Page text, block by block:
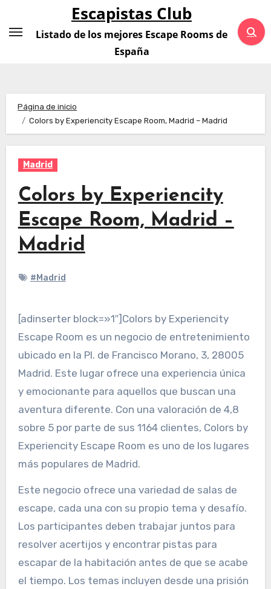
contenido
Escapistas Club
Listado de los mejores Escape Rooms de
España
Página de inicio
Colors by Experiencity Escape Room, Madrid – Madrid
Madrid
Colors by Experiencity
Escape Room, Madrid –
Madrid
#Madrid
[adinserter block=»1″]Colors by Experiencity
Escape Room es un negocio de entretenimiento
ubicado en la Pl. de Francisco Morano, 3, 28005
Madrid. Este lugar ofrece una experiencia única
y emocionante para aquellos que buscan una
aventura diferente. Con una valoración de 4,8
sobre 5 por parte de sus 1164 clientes, Colors by
Experiencity Escape Room es uno de los lugares
más populares de Madrid.
Este negocio ofrece una variedad de salas de
escape, cada una con su propio tema y desafío.
Los participantes deben trabajar juntos para
resolver acertijos y encontrar pistas para
escapar de la habitación antes de que se acabe
el tiempo. Los temas incluyen desde una prisión